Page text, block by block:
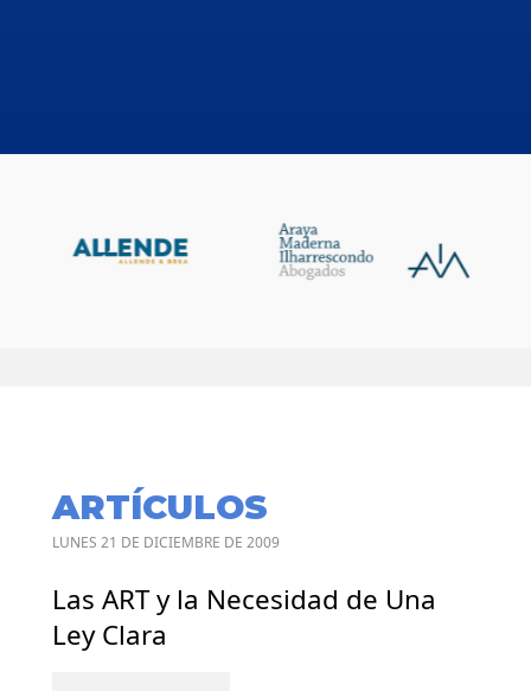
ARTÍCULOS
LUNES 21 DE DICIEMBRE DE 2009
Las ART y la Necesidad de Una
Ley Clara